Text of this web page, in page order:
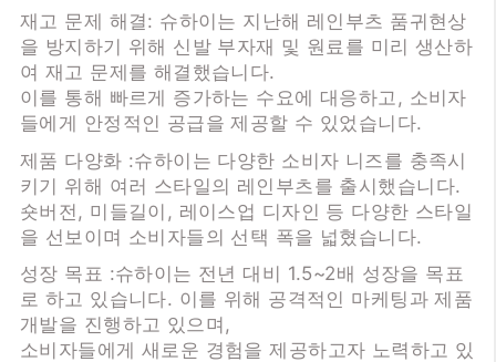
재고 문제 해결: 슈하이는 지난해 레인부츠 품귀현상
을 방지하기 위해 신발 부자재 및 원료를 미리 생산하
여 재고 문제를 해결했습니다.
이를 통해 빠르게 증가하는 수요에 대응하고, 소비자
들에게 안정적인 공급을 제공할 수 있었습니다.
제품 다양화 :슈하이는 다양한 소비자 니즈를 충족시
키기 위해 여러 스타일의 레인부츠를 출시했습니다.
숏버전, 미들길이, 레이스업 디자인 등 다양한 스타일
을 선보이며 소비자들의 선택 폭을 넓혔습니다.
성장 목표 :슈하이는 전년 대비 1.5~2배 성장을 목표
로 하고 있습니다. 이를 위해 공격적인 마케팅과 제품
개발을 진행하고 있으며,
소비자들에게 새로운 경험을 제공하고자 노력하고 있